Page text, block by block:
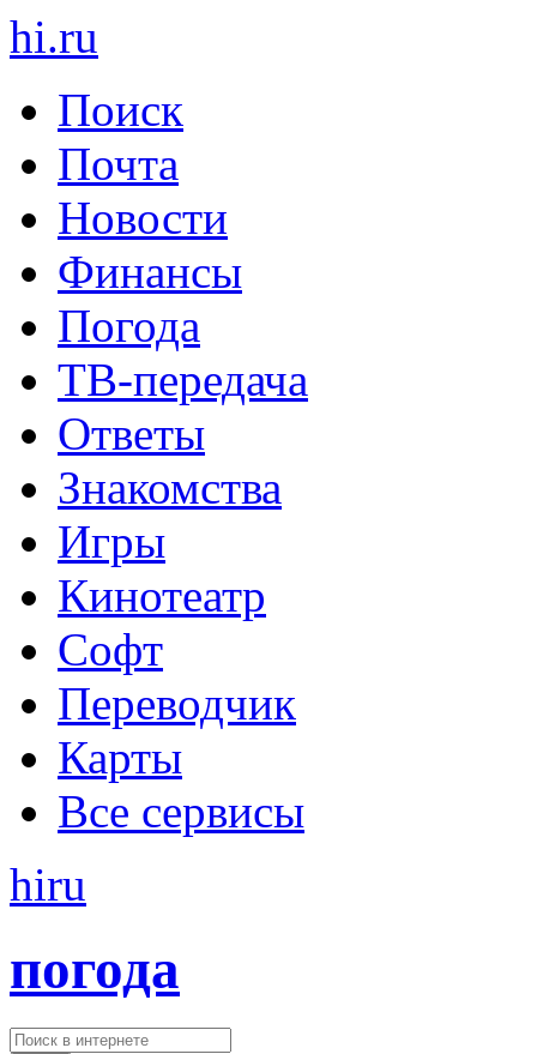
hi.ru
Поиск
Почта
Новости
Финансы
Погода
ТВ-передача
Ответы
Знакомства
Игры
Кинотеатр
Софт
Переводчик
Карты
Все сервисы
hiru
погода